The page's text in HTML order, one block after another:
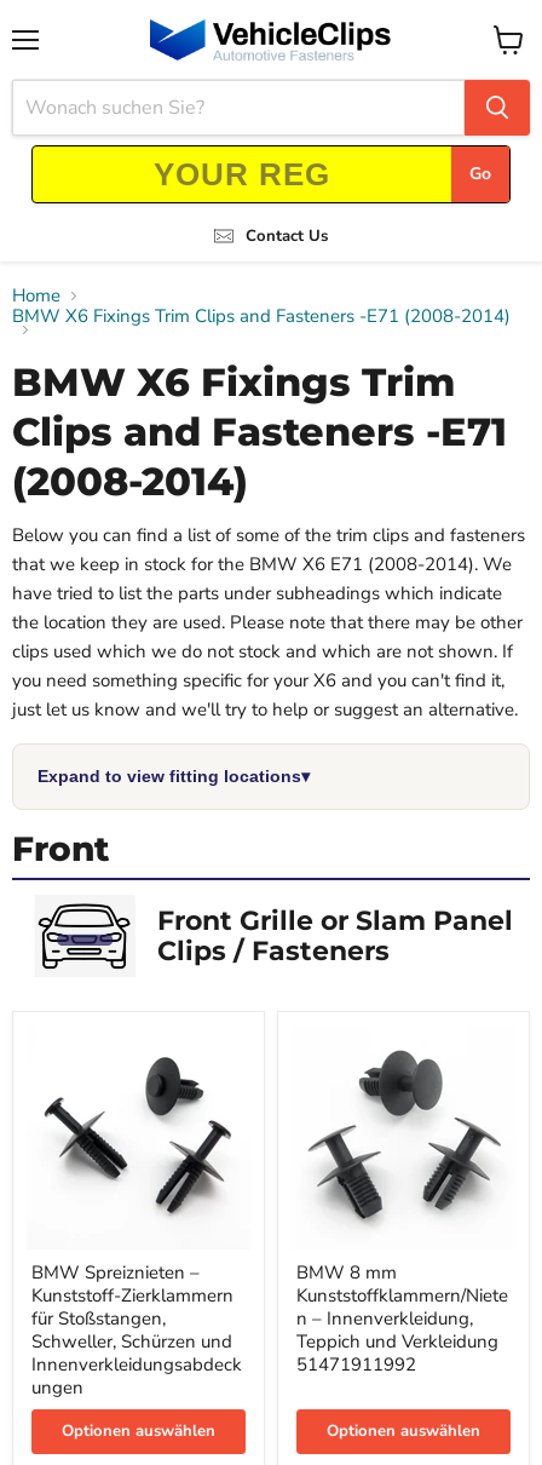
Go
Contact Us
Home
BMW X6 Fixings Trim Clips and Fasteners -E71 (2008-2014)
BMW X6 Fixings Trim
Clips and Fasteners -E71
(2008-2014)
Below you can find a list of some of the trim clips and fasteners
that we keep in stock for the BMW X6 E71 (2008-2014). We
have tried to list the parts under subheadings which indicate
the location they are used. Please note that there may be other
clips used which we do not stock and which are not shown. If
you need something specific for your X6 and you can't find it,
just let us know and we'll try to help or suggest an alternative.
Expand to view fitting locations▾
Front
Front Grille or Slam Panel
Clips / Fasteners
Spreiznieten
–
Kunststoff-
Zierklammern
für
Stoßstangen,
Schweller,
Schürzen
Innenverkleidungsabdeckungen
BMW Spreiznieten –
Kunststoff-Zierklammern
für Stoßstangen,
Schweller, Schürzen und
Innenverkleidungsabdeck
ungen
Optionen auswählen
8
mm
Kunststoffklammern/Nieten
–
Innenverkleidung,
Teppich
Verkleidung
51471911992
BMW 8 mm
Kunststoffklammern/Niete
n – Innenverkleidung,
Teppich und Verkleidung
51471911992
Optionen auswählen